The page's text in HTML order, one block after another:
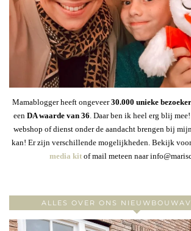
Mamablogger heeft ongeveer30.000 unieke
een DA waarde van 36 . Daar ben ik heel erg blij
webshop of dienst onder de aandacht brengen bij
kan! Er zijn verschillende mogelijkheden. Bekijk
media kitof mail meteen naar
ALLES OVER ONS